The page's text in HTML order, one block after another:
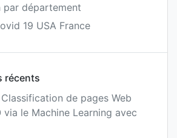
par département
19 USA France
récents
Classification de pages Web
via le Machine Learning avec